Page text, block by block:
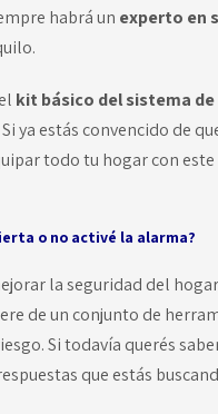
habrá un experto en
kit básico del sistema
ya estás convencido de
todo tu hogar con este
o no activé la alarma?
la seguridad del
de un conjunto de
Si todavía querés
que estás